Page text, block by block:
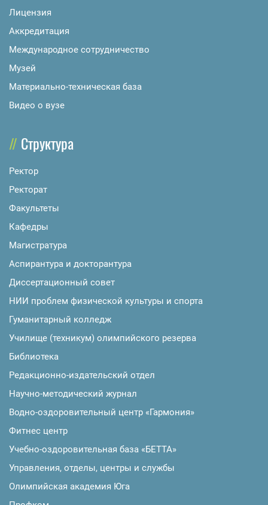
Лицензия
Аккредитация
Международное сотрудничество
Музей
Материально-техническая база
Видео о вузе
Структура
Ректор
Ректорат
Факультеты
Кафедры
Магистратура
Аспирантура и докторантура
Диссертационный совет
НИИ проблем физической культуры и спорта
Гуманитарный колледж
Училище (техникум) олимпийского резерва
Библиотека
Редакционно-издательский отдел
Научно-методический журнал
Водно-оздоровительный центр «Гармония»
Фитнес центр
Учебно-оздоровительная база «БЕТТА»
Управления, отделы, центры и службы
Олимпийская академия Юга